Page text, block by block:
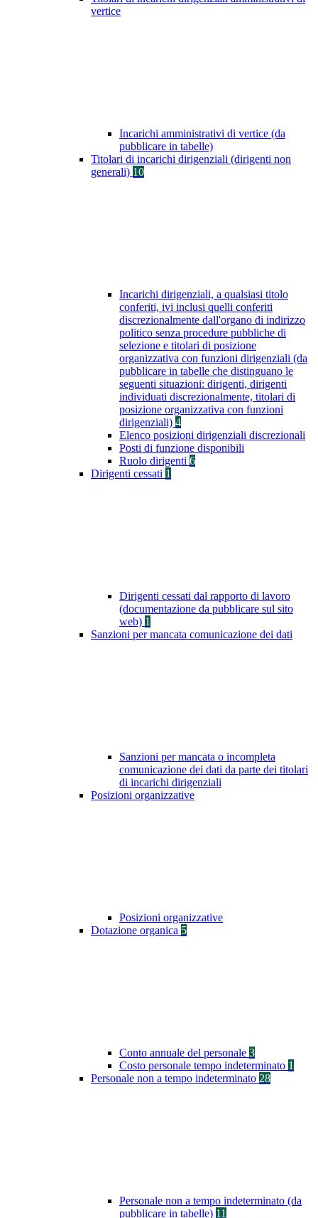
vertice
Incarichi amministrativi di vertice (da
pubblicare in tabelle)
Titolari di incarichi dirigenziali (dirigenti non
generali) 10
Incarichi dirigenziali, a qualsiasi titolo
conferiti, ivi inclusi quelli conferiti
discrezionalmente dall'organo di indirizzo
politico senza procedure pubbliche di
selezione e titolari di posizione
organizzativa con funzioni dirigenziali (da
pubblicare in tabelle che distinguano le
seguenti situazioni: dirigenti, dirigenti
individuati discrezionalmente, titolari di
posizione organizzativa con funzioni
dirigenziali) 4
Elenco posizioni dirigenziali discrezionali
Posti di funzione disponibili
Ruolo dirigenti 6
Dirigenti cessati 1
Dirigenti cessati dal rapporto di lavoro
(documentazione da pubblicare sul sito
web) 1
Sanzioni per mancata comunicazione dei dati
Sanzioni per mancata o incompleta
comunicazione dei dati da parte dei titolari
di incarichi dirigenziali
Posizioni organizzative
Posizioni organizzative
Dotazione organica 5
Conto annuale del personale 3
Costo personale tempo indeterminato 1
Personale non a tempo indeterminato 28
Personale non a tempo indeterminato (da
pubblicare in tabelle) 11